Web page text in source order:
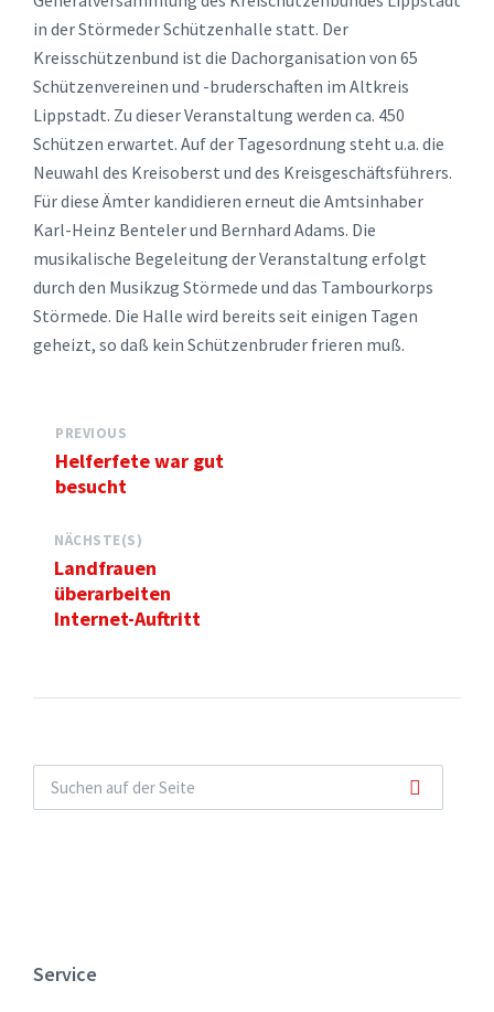
in der Störmeder Schützenhalle statt. Der
Kreisschützenbund ist die Dachorganisation von 65
Schützenvereinen und -bruderschaften im Altkreis
Lippstadt. Zu dieser Veranstaltung werden ca. 450
Schützen erwartet. Auf der Tagesordnung steht u.a. die
Neuwahl des Kreisoberst und des Kreisgeschäftsführers.
Für diese Ämter kandidieren erneut die Amtsinhaber
Karl-Heinz Benteler und Bernhard Adams. Die
musikalische Begeleitung der Veranstaltung erfolgt
durch den Musikzug Störmede und das Tambourkorps
Störmede. Die Halle wird bereits seit einigen Tagen
geheizt, so daß kein Schützenbruder frieren muß.
PREVIOUS
Helferfete war gut
besucht
NÄCHSTE(S)
Landfrauen
überarbeiten
Internet-Auftritt
Service